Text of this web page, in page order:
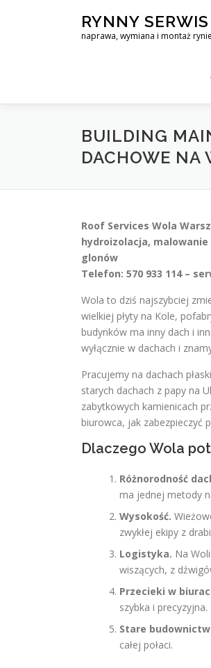
RYNNY
naprawa, wymiana i montaż
BUILDING
DACHOWE NA
Roof Services Wola
hydroizolacja,
glonów
Telefon: 570 933 114 –
Wola to dziś najszybciej
wielkiej płyty na Kole,
budynków ma inny dach i
wyłącznie w dachach i
Pracujemy na dachach
starych dachach z papy na
zabytkowych kamienicach
biurowca, jak zabezpieczyć
Dlaczego Wola
Różnorodność
ma jednej metody
Wysokość.
zwykłej ekipy z
Logistyka. Na
wiszących, z
Przecieki w
szybka i precyzyjna.
Stare
całej połaci.